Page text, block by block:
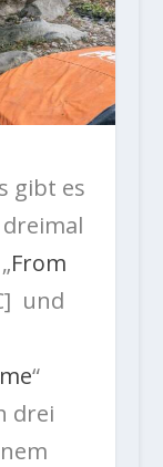
gibt es
From
und
“
drei